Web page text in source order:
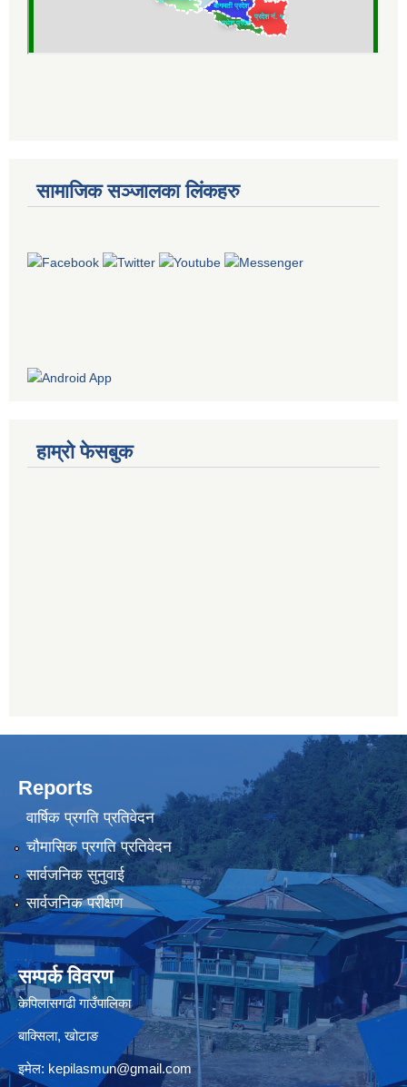
सामाजिक सञ्जालका लिंकहरु
हाम्रो फेसबुक
Reports
वार्षिक प्रगति प्रतिवेदन
चौमासिक प्रगति प्रतिवेदन
सार्वजनिक सुनुवाई
सार्वजनिक परीक्षण
सम्पर्क विवरण
केपिलासगढी गाउँपालिका
बाक्सिला, खोटाङ
इमेल: kepilasmun@gmail.com